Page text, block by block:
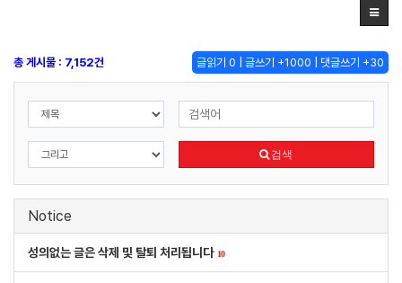
글읽기 0 | 글쓰기 +1000 | 댓글쓰기 +30
총 게시물 : 7,152건
검색
Notice
성의없는 글은 삭제 및 탈퇴 처리됩니다 10